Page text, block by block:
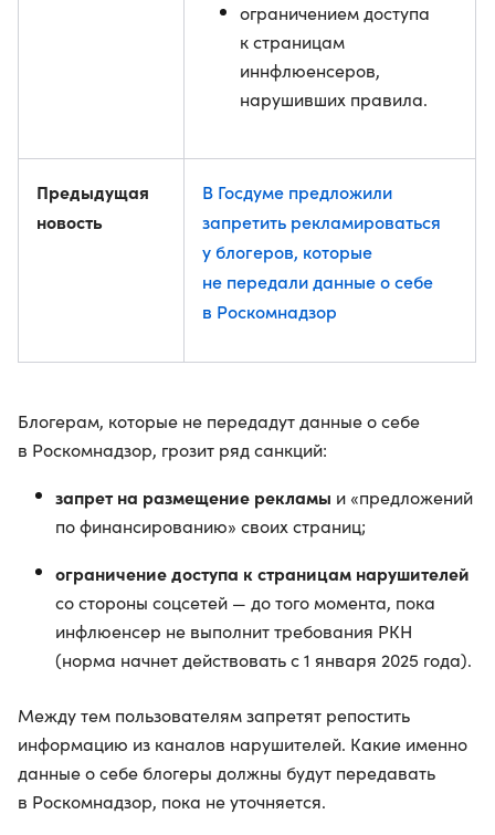
ограничением доступа
к страницам
иннфлюенсеров,
нарушивших правила.
Предыдущая
новость
В Госдуме предложили
запретить рекламироваться
у блогеров, которые
не передали данные о себе
в Роскомнадзор
Блогерам, которые не передадут данные о себе
в Роскомнадзор, грозит ряд санкций:
запрет на размещение рекламы и «предложений
по финансированию» своих страниц;
ограничение доступа к страницам нарушителей
со стороны соцсетей — до того момента, пока
инфлюенсер не выполнит требования РКН
(норма начнет действовать с 1 января 2025 года).
Между тем пользователям запретят репостить
информацию из каналов нарушителей. Какие именно
данные о себе блогеры должны будут передавать
в Роскомнадзор, пока не уточняется.